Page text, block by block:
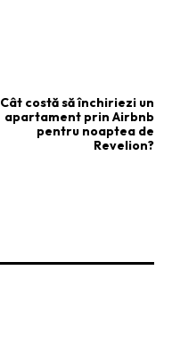
Cât costă să închiriezi un
apartament prin Airbnb
pentru noaptea de
Revelion?